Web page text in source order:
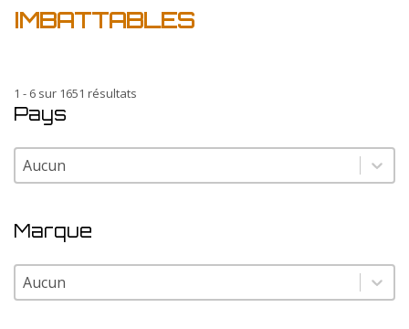
IMBATTABLES
1 - 6 sur 1651 résultats
Pays
Pays
Pays
Marque
Marque
Marque